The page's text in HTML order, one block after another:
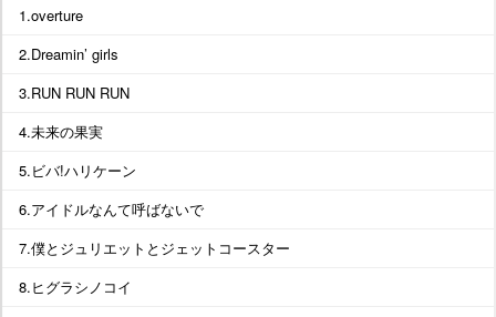
1.overture
2.Dreamin’ girls
3.RUN RUN RUN
4.未来の果実
5.ビバ!ハリケーン
6.アイドルなんて呼ばないで
7.僕とジュリエットとジェットコースター
8.ヒグラシノコイ